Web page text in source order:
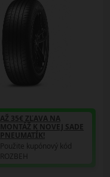
AŽ 35€ ZĽAVA NA
MONTÁŽ K NOVEJ SADE
PNEUMATÍK!
Použite kupónový kód
ROZBEH